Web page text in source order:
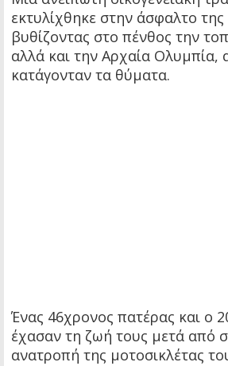
εκτυλίχθηκε στην άσφαλτο της
βυθίζοντας στο πένθος την
αλλά και την Αρχαία Ολυμπία,
κατάγονταν τα θύματα.
Ένας 46χρονος πατέρας και ο
έχασαν τη ζωή τους μετά από
ανατροπή της μοτοσικλέτας